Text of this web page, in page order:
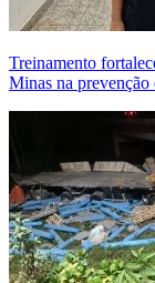
Treinamento
Minas na prevenção